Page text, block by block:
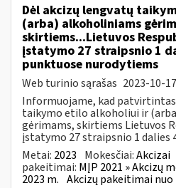
Dėl akcizų lengvatų
(arba) alkoholiniams
skirtiems...Lietuvos
įstatymo 27 straipsnio 1
punktuose nurodytiems
Web turinio sąrašas 2023-10-17
Informuojame, kad
taikymo etilo alkoholiui ir
gėrimams, skirtiems Lietuvos
įstatymo 27 straipsnio 1 dalies
Metai: 2023 Mokesčiai:Akcizai
pakeitimai: MĮP 2021 » Akcizų
2023 m. Akcizų pakeitimai nuo